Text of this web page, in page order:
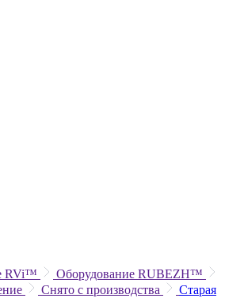
RVi™
Оборудование RUBEZH™
Снято с производства
Старая